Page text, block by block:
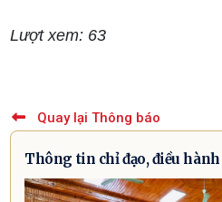
Lượt xem: 63
Quay lại Thông báo
Thông tin chỉ đạo, điều hành